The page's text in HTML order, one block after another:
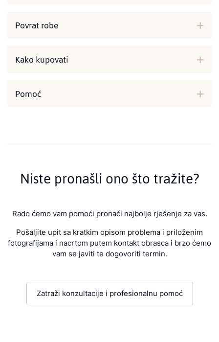
Povrat robe
Kako kupovati
Pomoć
Niste pronašli ono što tražite?
Rado ćemo vam pomoći pronaći najbolje rješenje za vas.
Pošaljite upit sa kratkim opisom problema i priloženim
fotografijama i nacrtom putem kontakt obrasca i brzo ćemo
vam se javiti te dogovoriti termin.
Zatraži konzultacije i profesionalnu pomoć